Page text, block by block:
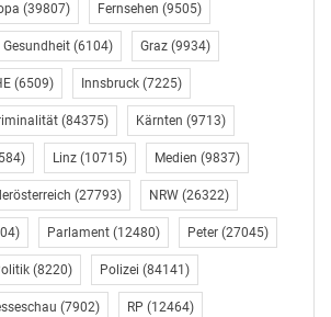
betonte Schierhackl. Das gelte
Weise für den Schwerverkehr,
automatischer
wie die gleichmäßigere Auslastung
weitere Chance im Zusammenhang
Durch immer mehr Sensoren
die ASFINAG immer aktuellere
zur Verkehrslage, zu Staus
an die Lenkerinnen und Lenker
sei bereits eine wichtige tägliche
(39807) Fernsehen (9505)
Gesundheit (6104) Graz (9934)
(6509) Innsbruck (7225)
(84375) Kärnten (9713)
Linz (10715) Medien (9837)
(27793) NRW (26322)
Parlament (12480) Peter (27045)
(8220) Polizei (84141)
(7902) RP (12464)